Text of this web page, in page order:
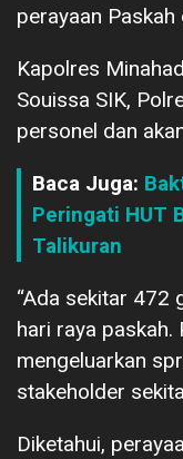
perayaan
Kapolres
Souissa SIK,
personel dan
Baca Juga:
Peringati HUT
Talikuran
“Ada sekitar 472
hari raya paskah.
mengeluarkan
stakeholder
Diketahui,